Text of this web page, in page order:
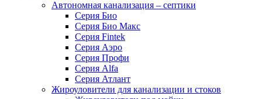
Автономная канализация – септики
Серия Био
Серия Био Макс
Серия Fintek
Серия Аэро
Серия Профи
Серия Alfa
Серия Атлант
Жироуловители для канализации и стоков